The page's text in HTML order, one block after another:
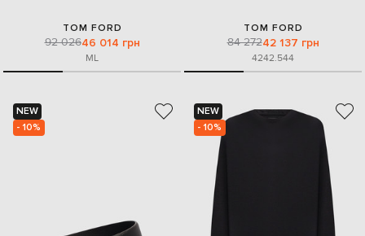
TOM FORD
92 02646 014 грн
ML
TOM FORD
84 27242 137 грн
4242.544
NEW
- 10%
NEW
- 10%